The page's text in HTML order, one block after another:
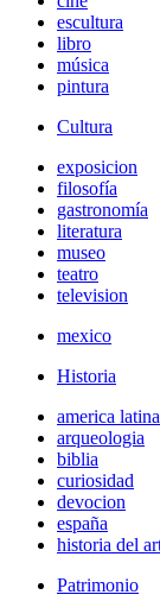
escultura
libro
música
pintura
Cultura
exposicion
filosofía
gastronomía
literatura
museo
teatro
television
mexico
Historia
america latina
arqueologia
biblia
curiosidad
devocion
españa
historia del
Patrimonio